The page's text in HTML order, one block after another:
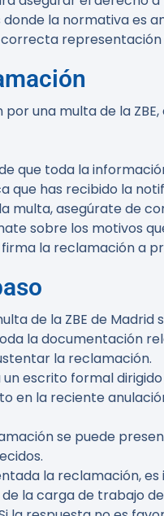
donde la normativa es
una multa de la
que toda la
que has recibido la
multa, asegúrate de
sobre los motivos
firma la reclamación a
de la ZBE de Madrid
la documentación
la reclamación.
un escrito formal
en la reciente
se puede
la reclamación,
la carga de trabajo